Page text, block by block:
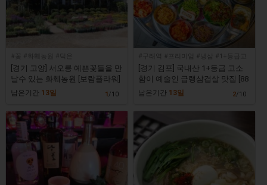
#꽃 #화훼농원 #덕은
[경기 고양] 서오릉 예쁜꽃들을 만
날수 있는 화훼농원 [보람플라워]
남은기간 13일 1 /10
#구래역 #프리미엄 #냉삼 #1+등급고
기
[경기 김포] 국내산 1+등급 고소
함이 예술인 급랭삼겹살 맛집 [88
냉삼 김포구래점]
남은기간 13일 2/10